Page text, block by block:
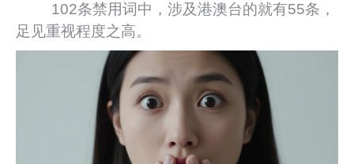
102条禁用词中，涉及港澳台的就有55条，
足见重视程度之高。